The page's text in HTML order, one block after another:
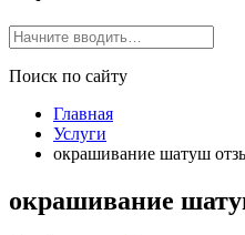
Поиск по сайту
Главная
Услуги
окрашивание шатуш
окрашивание